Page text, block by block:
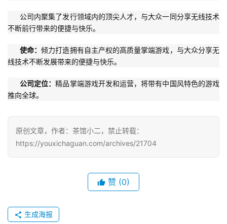
手
游
单
戏
公司内聚集了发行领域内的顶尖人才，与大众一同分享无线技术
不断前行带来的便捷与快乐。
使命：倾力打造拥有自主产权的高质量掌端游戏，与大众分享无
线技术不断发展带来的便捷与快乐。
公司定位：精品掌端游戏开发和运营，将带有中国风特色的游戏
推向全球。
原创文章，作者：茶馆小二，禁止转载：
https://youxichaguan.com/archives/21704
赞 (0)
生成海报